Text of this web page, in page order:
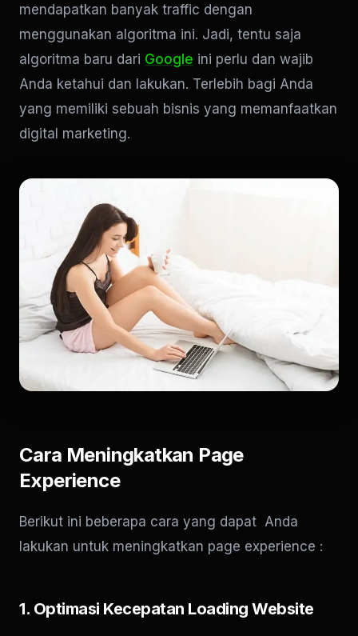
mendapatkan banyak traffic dengan
menggunakan algoritma ini. Jadi, tentu saja
algoritma baru dari Google ini perlu dan wajib
Anda ketahui dan lakukan. Terlebih bagi Anda
yang memiliki sebuah bisnis yang memanfaatkan
digital marketing.
Cara Meningkatkan Page
Experience
Berikut ini beberapa cara yang dapat Anda
lakukan untuk meningkatkan page experience :
1. Optimasi Kecepatan Loading Website